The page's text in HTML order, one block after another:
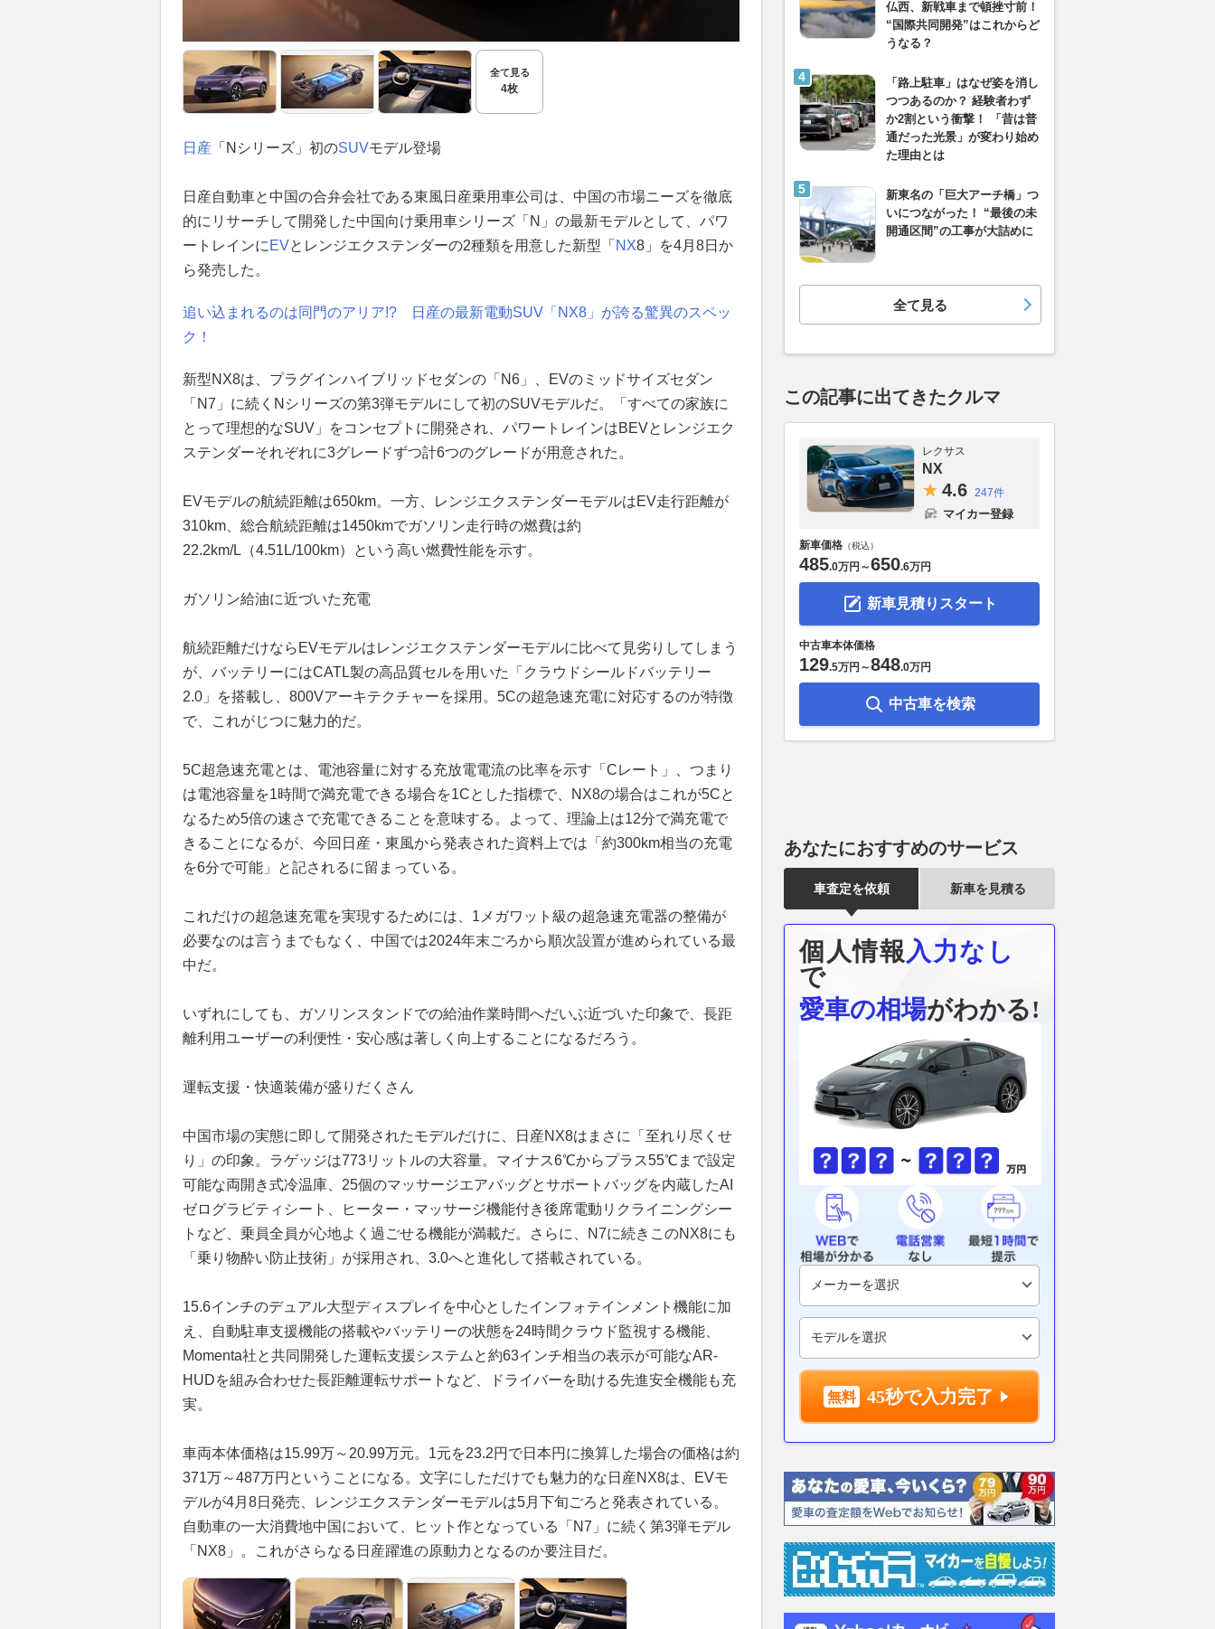
全て見る
4枚
日産 「Nシリーズ」初のSUVモデル登場
日産自動車と中国の合弁会社である東風日産乗用車公司は、中国の市場ニーズを徹底
的にリサーチして開発した中国向け乗用車シリーズ「N」の最新モデルとして、パワ
ートレインに EVとレンジエクステンダーの2種類を用意した新型「 NX8」を4月8日か
ら発売した。
追い込まれるのは同門のアリア!? 日産の最新電動SUV「NX8」が誇る驚異のスペッ
ク！
新型NX8は、プラグインハイブリッドセダンの「N6」、EVのミッドサイズセダン
「N7」に続くNシリーズの第3弾モデルにして初のSUVモデルだ。「すべての家族に
とって理想的なSUV」をコンセプトに開発され、パワートレインはBEVとレンジエク
ステンダーそれぞれに3グレードずつ計6つのグレードが用意された。
EVモデルの航続距離は650km。一方、レンジエクステンダーモデルはEV走行距離が
310km、総合航続距離は1450kmでガソリン走行時の燃費は約
22.2km/L（4.51L/100km）という高い燃費性能を示す。
ガソリン給油に近づいた充電
航続距離だけならEVモデルはレンジエクステンダーモデルに比べて見劣りしてしまう
が、バッテリーにはCATL製の高品質セルを用いた「クラウドシールドバッテリー
2.0」を搭載し、800Vアーキテクチャーを採用。5Cの超急速充電に対応するのが特徴
で、これがじつに魅力的だ。
5C超急速充電とは、電池容量に対する充放電電流の比率を示す「Cレート」、つまり
は電池容量を1時間で満充電できる場合を1Cとした指標で、NX8の場合はこれが5Cと
なるため5倍の速さで充電できることを意味する。よって、理論上は12分で満充電で
きることになるが、今回日産・東風から発表された資料上では「約300km相当の充電
を6分で可能」と記されるに留まっている。
これだけの超急速充電を実現するためには、1メガワット級の超急速充電器の整備が
必要なのは言うまでもなく、中国では2024年末ごろから順次設置が進められている最
中だ。
いずれにしても、ガソリンスタンドでの給油作業時間へだいぶ近づいた印象で、長距
離利用ユーザーの利便性・安心感は著しく向上することになるだろう。
運転支援・快適装備が盛りだくさん
中国市場の実態に即して開発されたモデルだけに、日産NX8はまさに「至れり尽くせ
り」の印象。ラゲッジは773リットルの大容量。マイナス6℃からプラス55℃まで設定
可能な両開き式冷温庫、25個のマッサージエアバッグとサポートバッグを内蔵したAI
ゼログラビティシート、ヒーター・マッサージ機能付き後席電動リクライニングシー
トなど、乗員全員が心地よく過ごせる機能が満載だ。さらに、N7に続きこのNX8にも
「乗り物酔い防止技術」が採用され、3.0へと進化して搭載されている。
15.6インチのデュアル大型ディスプレイを中心としたインフォテインメント機能に加
え、自動駐車支援機能の搭載やバッテリーの状態を24時間クラウド監視する機能、
Momenta社と共同開発した運転支援システムと約63インチ相当の表示が可能なAR-
HUDを組み合わせた長距離運転サポートなど、ドライバーを助ける先進安全機能も充
実。
車両本体価格は15.99万～20.99万元。1元を23.2円で日本円に換算した場合の価格は約
371万～487万円ということになる。文字にしただけでも魅力的な日産NX8は、EVモ
デルが4月8日発売、レンジエクステンダーモデルは5月下旬ごろと発表されている。
自動車の一大消費地中国において、ヒット作となっている「N7」に続く第3弾モデル
「NX8」。これがさらなる日産躍進の原動力となるのか要注目だ。
仏西、新戦車まで頓挫寸前！
“国際共同開発”はこれからど
うなる？
「路上駐車」はなぜ姿を消し
つつあるのか？ 経験者わず
か2割という衝撃！ 「昔は普
通だった光景」が変わり始め
た理由とは
新東名の「巨大アーチ橋」つ
いにつながった！ “最後の未
開通区間”の工事が大詰めに
全て見る
この記事に出てきたクルマ
レクサス
NX
4.6 247件
マイカー登録
新車価格 （税込）
485.0万円 ～650.6万円
新車見積りスタート
中古車本体価格
129.5万円 ～848.0万円
中古車を検索
あなたにおすすめのサービス
車査定を依頼 新車を見積る
個人情報 入力なし
で
愛車の相場がわかる!
45秒で入力完了